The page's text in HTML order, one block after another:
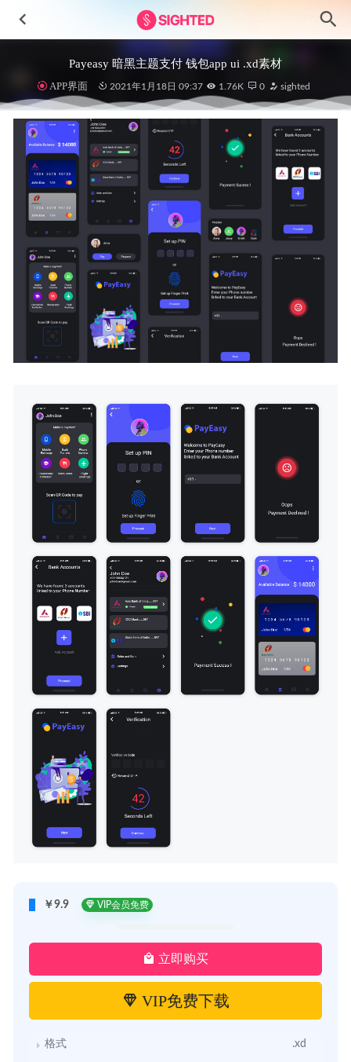
Payeasy 暗黑主题支付 钱包app ui .xd素材
APP界面 2021年1月18日 09:37 1.76K 0 sighted
￥9.9 VIP会员免费
立即购买
VIP免费下载
格式 .xd
nike app ui concept .xd素材
2021-01-19
Delta News新闻网站UI设计资源 Figma素材 2023-04-02
Paper-酒店预订应用APP界面设计素材
一套健身APP UI Sketch设计素材源文件 2020-11-23
Spotify音乐软件界面设计 .fig素材
2022-04-16